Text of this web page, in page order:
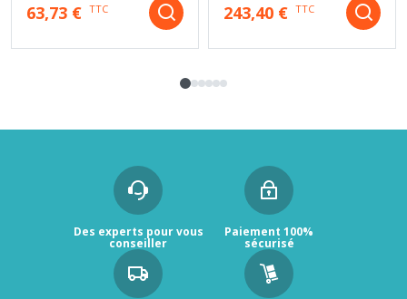
63,73 € TTC 243,40 € TTC
Des experts pour vous
conseiller
Paiement 100%
sécurisé